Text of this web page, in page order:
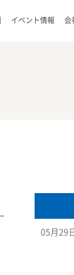
イベント情報 会
05月29